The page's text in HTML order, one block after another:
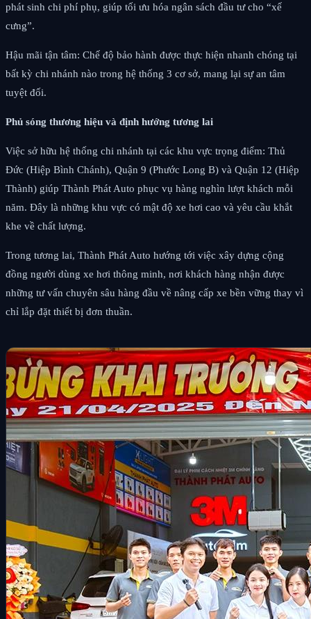
phát sinh chi phí phụ, giúp tối ưu hóa ngân sách đầu tư cho “xế
cưng”.
Hậu mãi tận tâm: Chế độ bảo hành được thực hiện nhanh chóng tại
bất kỳ chi nhánh nào trong hệ thống 3 cơ sở, mang lại sự an tâm
tuyệt đối.
Phủ sóng thương hiệu và định hướng tương lai
Việc sở hữu hệ thống chi nhánh tại các khu vực trọng điểm: Thủ
Đức (Hiệp Bình Chánh), Quận 9 (Phước Long B) và Quận 12 (Hiệp
Thành) giúp Thành Phát Auto phục vụ hàng nghìn lượt khách mỗi
năm. Đây là những khu vực có mật độ xe hơi cao và yêu cầu khắt
khe về chất lượng.
Trong tương lai, Thành Phát Auto hướng tới việc xây dựng cộng
đồng người dùng xe hơi thông minh, nơi khách hàng nhận được
những tư vấn chuyên sâu hàng đầu về nâng cấp xe bền vững thay vì
chỉ lắp đặt thiết bị đơn thuần.